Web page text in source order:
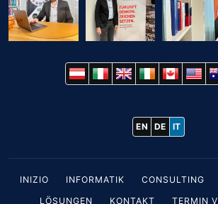
EN DE IT
INIZIO INFORMATIK CONSULTING
LÖSUNGEN
KONTAKT TERMIN